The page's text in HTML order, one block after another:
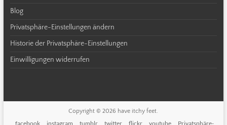
Blog
Privatsphäre-Einstellungen ändern
Historie der Privatsphäre-Einstellungen
Einwilligungen widerrufen
Copyright © 2026 have itchy feet.
facebook instagram tumblr twitter flickr youtube Privatsphäre-